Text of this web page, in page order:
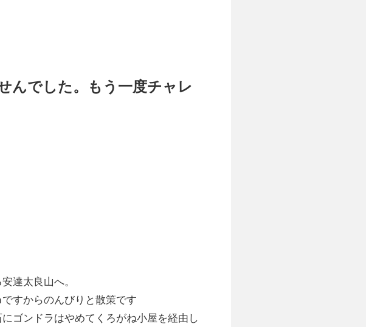
んでした。もう一度チャレ
達太良山へ。
すからのんびりと散策です
ゴンドラはやめてくろがね小屋を経由し